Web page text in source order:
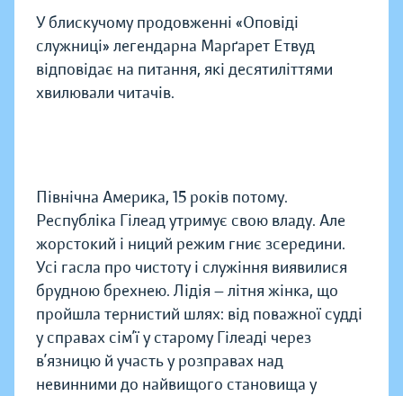
У блискучому продовженні «Оповіді
служниці» легендарна Марґарет Етвуд
відповідає на питання, які десятиліттями
хвилювали читачів.
Північна Америка, 15 років потому.
Республіка Гілеад утримує свою владу. Але
жорстокий і ниций режим гниє зсередини.
Усі гасла про чистоту і служіння виявилися
брудною брехнею. Лідія — літня жінка, що
пройшла тернистий шлях: від поважної судді
у справах сім’ї у старому Гілеаді через
в’язницю й участь у розправах над
невинними до найвищого становища у